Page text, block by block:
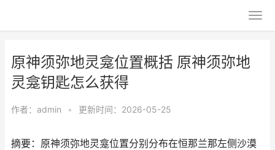
原神须弥地灵龛位置概括 原神须弥地
灵龛钥匙怎么获得
作者： admin • 更新时间：2026-05-25
摘要：原神须弥地灵龛位置分别分布在恒那兰那左侧沙漠